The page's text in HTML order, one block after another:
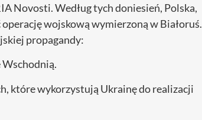
Novosti. Według tych doniesień, Polska,
wojskową wymierzoną w Białoruś.
propagandy:
które wykorzystują Ukrainę do realizacji